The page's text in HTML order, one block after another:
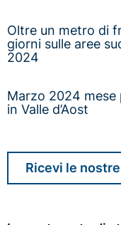
Oltre un metro di
giorni sulle aree
2024
Marzo 2024 mese
in Valle d’Aost
Ricevi le